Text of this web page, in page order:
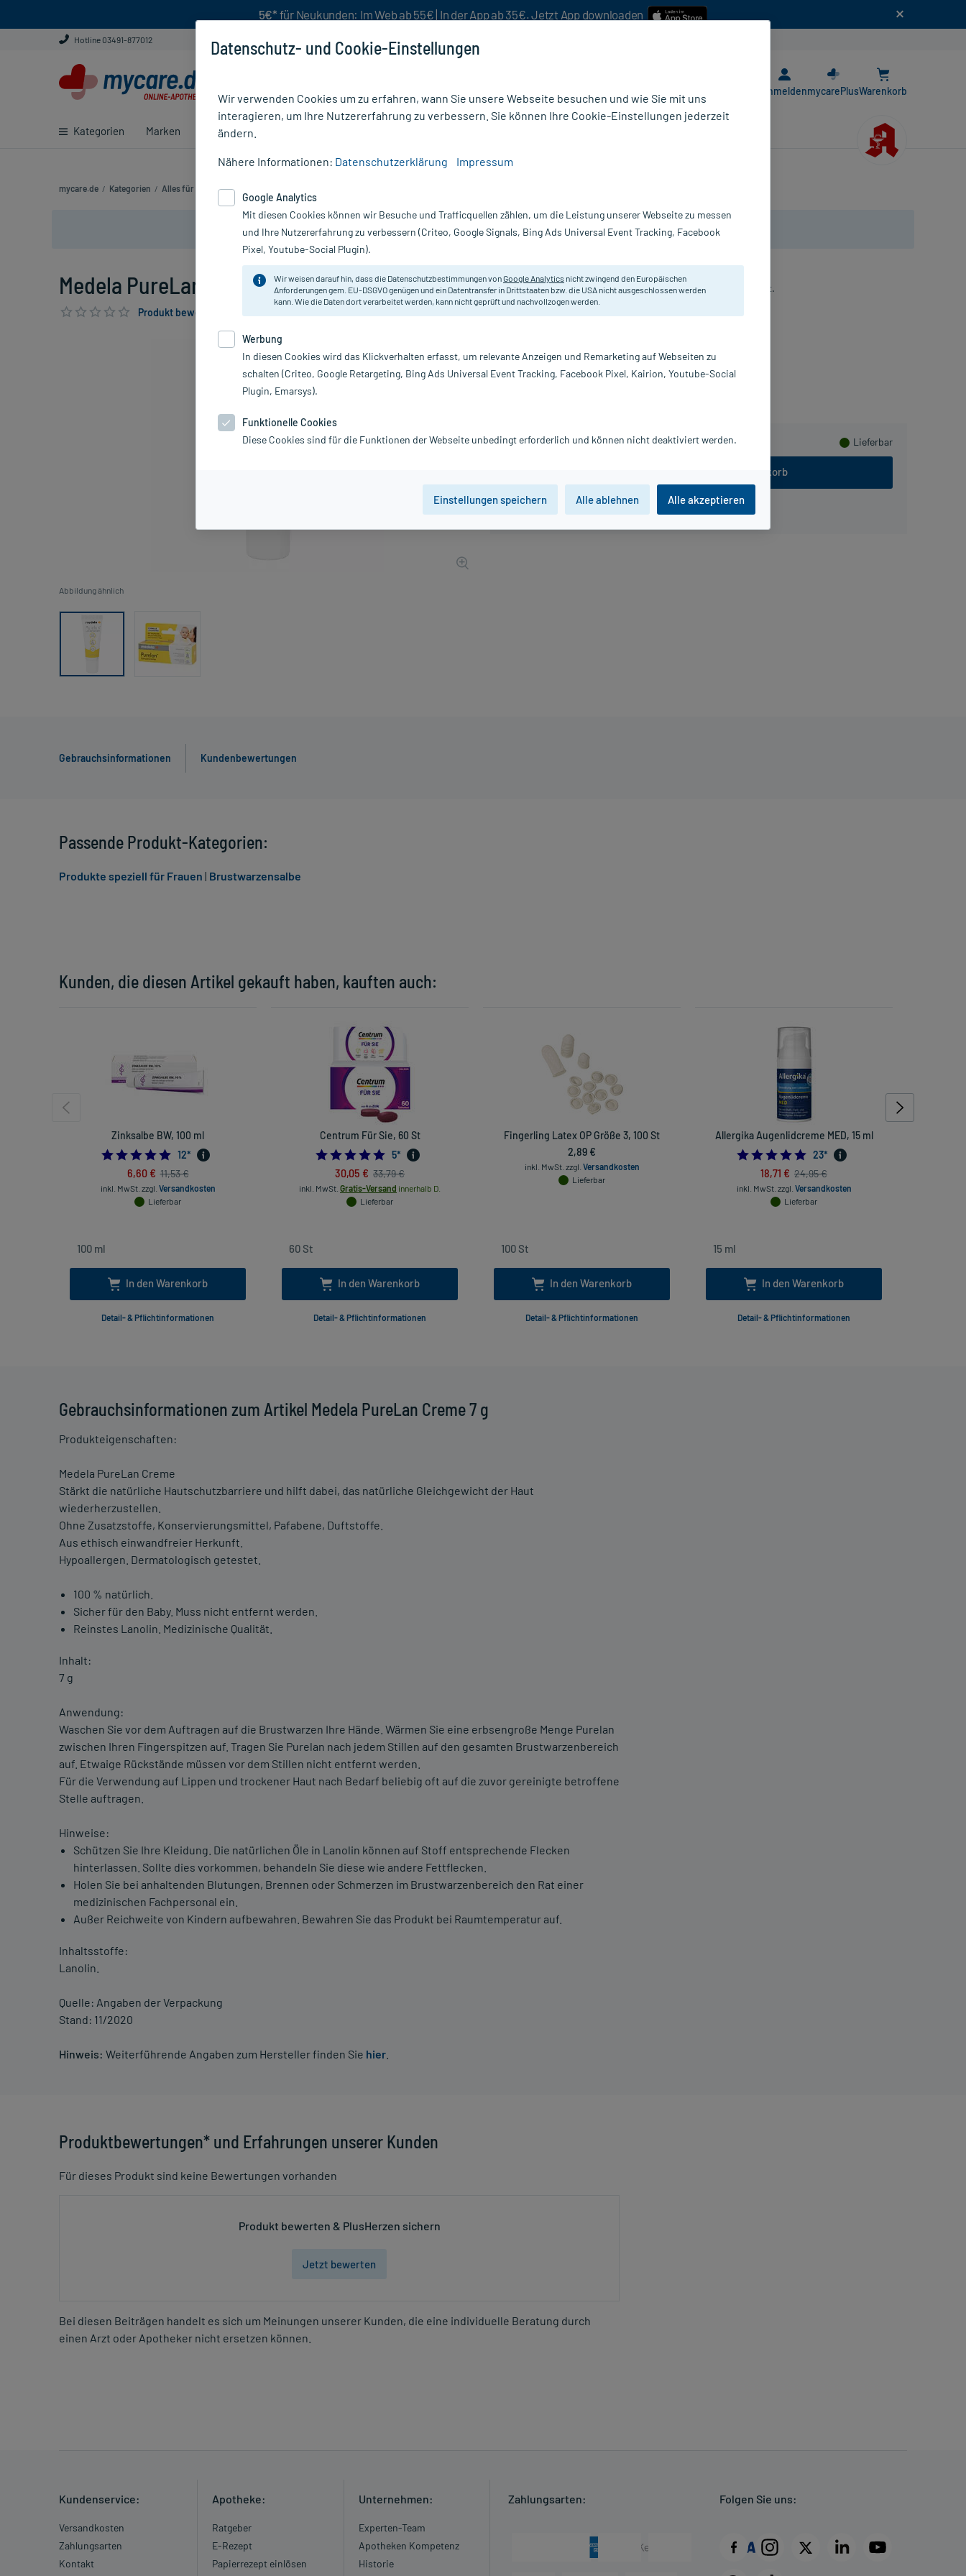
5€* für Neukunden: Im Web ab 55€ | In der App ab 35€. Jetzt App downloaden
Hotline 03491-877012
Kategorien Marken Ratgeber
AnmeldenmycarePlusWarenkorb
mycare.de / Kategorien / Alles für die Frau /
Nur für kurze Zeit:Gratis-Versand* ab 19€ Mindestbestellwert!
Medela PureLan Creme 7 g, 1 St
Produkt bewerten & PlusHerzen sichern
Abbildung ähnlich
7,30 €
Lieferbar
In den Warenkorb
Schnelle Linderung bei wunden Brustwarzen und trockener Haut.
Inhalt:
1 St
Gebrauchsinformationen Kundenbewertungen
Gebrauchsinformationen zum Artikel Medela PureLan Creme 7 g
Produkteigenschaften:
Medela PureLan Creme
Stärkt die natürliche Hautschutzbarriere und hilft dabei, das natürliche Gleichgewicht der Haut
wiederherzustellen.
Ohne Zusatzstoffe, Konservierungsmittel, Pafabene, Duftstoffe.
Aus ethisch einwandfreier Herkunft.
Hypoallergen. Dermatologisch getestet.
100 % natürlich.
Sicher für den Baby. Muss nicht entfernt werden.
Reinstes Lanolin. Medizinische Qualität.
Inhalt:
7 g
Anwendung:
Waschen Sie vor dem Auftragen auf die Brustwarzen Ihre Hände. Wärmen Sie eine erbsengroße Menge Purelan
zwischen Ihren Fingerspitzen auf. Tragen Sie Purelan nach jedem Stillen auf den gesamten Brustwarzenbereich
auf. Etwaige Rückstände müssen vor dem Stillen nicht entfernt werden.
Für die Verwendung auf Lippen und trockener Haut nach Bedarf beliebig oft auf die zuvor gereinigte betroffene
Stelle auftragen.
Hinweise:
Schützen Sie Ihre Kleidung. Die natürlichen Öle in Lanolin können auf Stoff entsprechende Flecken
hinterlassen. Sollte dies vorkommen, behandeln Sie diese wie andere Fettflecken.
Holen Sie bei anhaltenden Blutungen, Brennen oder Schmerzen im Brustwarzenbereich den Rat einer
medizinischen Fachpersonal ein.
Außer Reichweite von Kindern aufbewahren. Bewahren Sie das Produkt bei Raumtemperatur auf.
Inhaltsstoffe:
Lanolin.
Quelle: Angaben der Verpackung
Stand: 11/2020
Hinweis: Weiterführende Angaben zum Hersteller finden Sie hier
Produktbewertungen* und Erfahrungen unserer Kunden
Für dieses Produkt sind keine Bewertungen vorhanden
Produkt bewerten & PlusHerzen sichern
Jetzt bewerten
Bei diesen Beiträgen handelt es sich um Meinungen unserer Kunden, die eine individuelle Beratung durch
einen Arzt oder Apotheker nicht ersetzen können.
Kunden, die diesen Artikel gekauft haben, kauften auch:
Zinksalbe BW, 100 ml
4.916666666666667
12*
6,60 € 11,53 €
inkl. MwSt. zzgl. Versandkosten
Lieferbar
In den Warenkorb
Detail- & Pflichtinformationen
Centrum Für Sie, 60 St
5.0
5*
30,05 € 33,79 €
inkl. MwSt. Gratis-Versand innerhalb D.
Lieferbar
In den Warenkorb
Detail- & Pflichtinformationen
Fingerling Latex OP Größe 3, 100 St
2,89 €
inkl. MwSt. zzgl. Versandkosten
Lieferbar
In den Warenkorb
Detail- & Pflichtinformationen
Allergika Augenlidcreme MED, 15 ml
4.869565217391305
23*
18,71 € 24,95 €
inkl. MwSt. zzgl. Versandkosten
Lieferbar
In den Warenkorb
Detail- & Pflichtinformationen
Passende Produkt-Kategorien:
Produkte speziell für Frauen | Brustwarzensalbe
Kundenservice:
Versandkosten
Zahlungsarten
Kontakt
Apotheke:
Ratgeber
E-Rezept
Papierrezept einlösen
Unternehmen:
Experten-Team
Apotheken Kompetenz
Historie
Zahlungsarten: Folgen Sie uns:
Datenschutz- und Cookie-Einstellungen
Wir verwenden Cookies um zu erfahren, wann Sie unsere Webseite besuchen und wie Sie mit uns
interagieren, um Ihre Nutzererfahrung zu verbessern. Sie können Ihre Cookie-Einstellungen jederzeit
ändern.
Nähere Informationen: Datenschutzerklärung Impressum
Google Analytics
Mit diesen Cookies können wir Besuche und Trafficquellen zählen, um die Leistung unserer Webseite zu messen
und Ihre Nutzererfahrung zu verbessern (Criteo, Google Signals, Bing Ads Universal Event Tracking, Facebook
Pixel, Youtube-Social Plugin).
Wir weisen darauf hin, dass die Datenschutzbestimmungen vonGoogle Analytics nicht zwingend den Europäischen
Anforderungen gem. EU-DSGVO genügen und ein Datentransfer in Drittstaaten bzw. die USA nicht ausgeschlossen werden
kann. Wie die Daten dort verarbeitet werden, kann nicht geprüft und nachvollzogen werden.
Werbung
In diesen Cookies wird das Klickverhalten erfasst, um relevante Anzeigen und Remarketing auf Webseiten zu
schalten (Criteo, Google Retargeting, Bing Ads Universal Event Tracking, Facebook Pixel, Kairion, Youtube-Social
Plugin, Emarsys).
Funktionelle Cookies
Diese Cookies sind für die Funktionen der Webseite unbedingt erforderlich und können nicht deaktiviert werden.
Einstellungen speichern Alle ablehnen Alle akzeptieren